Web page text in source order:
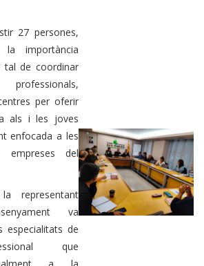
27 persones,
importància
tal de coordinar
per oferir
als i les joves
enfocada a les
empreses del
representant
va
especialitats de
que